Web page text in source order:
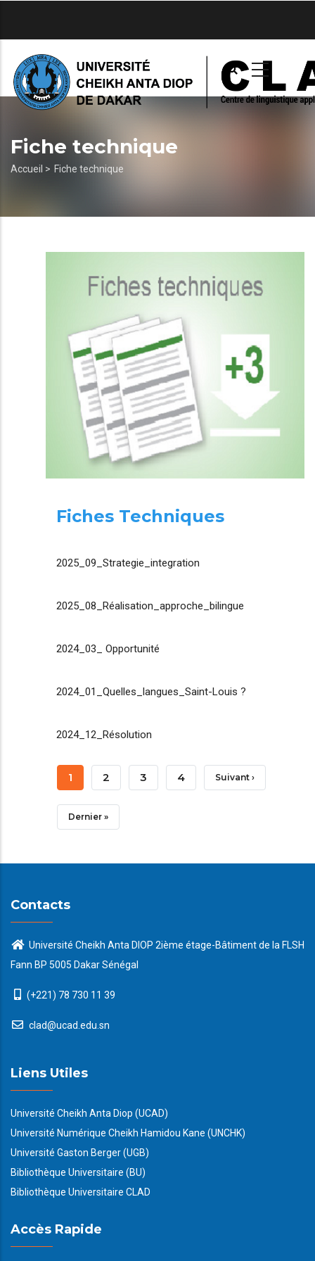
principal
Fiche technique
Fil
Accueil > Fiche technique
Fiches Techniques
2025_09_Strategie_integration
2025_08_Réalisation_approche_bilingue
2024_03_ Opportunité
2024_01_Quelles_langues_Saint-Louis ?
2024_12_Résolution
Pagination
Page
Courante
1 Page
2 Page
3 Page
4 Page
Suivant ›
Dernière
Dernier »
Contacts
Université Cheikh Anta DIOP 2ième étage-Bâtiment de la FLSH
Fann BP 5005 Dakar Sénégal
(+221) 78 730 11 39
clad@ucad.edu.sn
Liens Utiles
Université Cheikh Anta Diop (UCAD)
Université Numérique Cheikh Hamidou Kane (UNCHK)
Université Gaston Berger (UGB)
Bibliothèque Universitaire (BU)
Bibliothèque Universitaire CLAD
Accès Rapide